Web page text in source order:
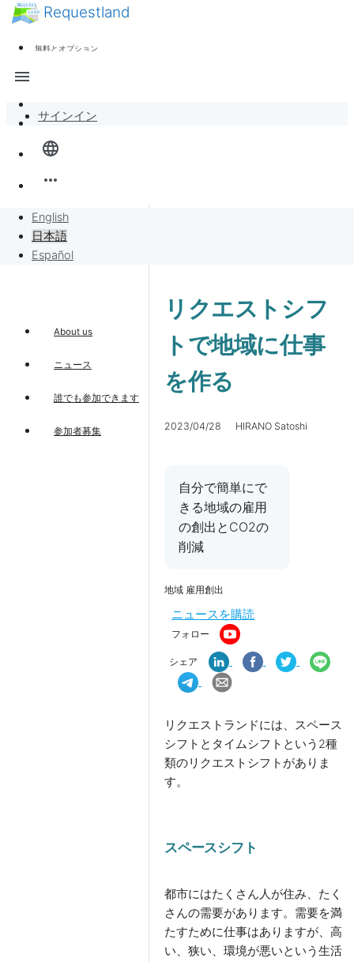
Requestland
無料とオプション
language
more_horiz
English
日本語
Español
menu
全体像
リクエストに販売
ニュース
サインイン
About us
ニュース
誰でも参加できます
参加者募集
リクエストシフ
トで地域に仕事
を作る
2023/04/28 HIRANO Satoshi
自分で簡単にで
きる地域の雇用
の創出とCO2の
削減
地域 雇用創出
ニュースを購読
フォロー
シェア
リクエストランドには、スペース
シフトとタイムシフトという2種
類のリクエストシフトがありま
す。
スペースシフト
都市にはたくさん人が住み、たく
さんの需要があります。需要を満
たすために仕事はありますが、高
い、狭い、環境が悪いという生活